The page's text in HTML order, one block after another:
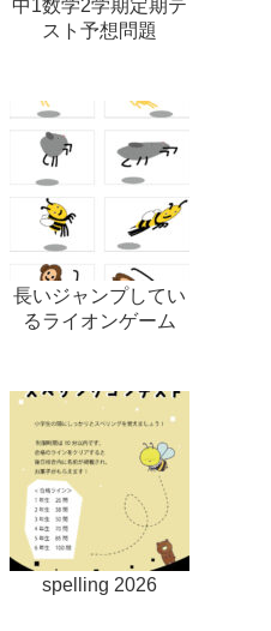
中1数学2学期定期テ
スト予想問題
長いジャンプしてい
るライオンゲーム
spelling 2026